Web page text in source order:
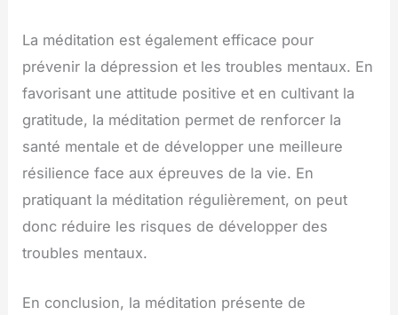
La méditation est également efficace pour
prévenir la dépression et les troubles mentaux. En
favorisant une attitude positive et en cultivant la
gratitude, la méditation permet de renforcer la
santé mentale et de développer une meilleure
résilience face aux épreuves de la vie. En
pratiquant la méditation régulièrement, on peut
donc réduire les risques de développer des
troubles mentaux.
En conclusion, la méditation présente de